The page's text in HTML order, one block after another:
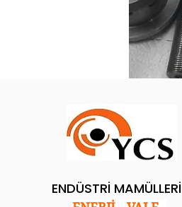
ENDÜSTRİ MAMÜLLERİ